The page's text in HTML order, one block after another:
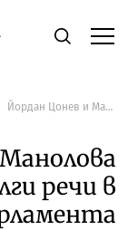
Economic.bgТърсене
Йордан Цонев и Мая Манолова с най-дълги речи в парламента
речи в